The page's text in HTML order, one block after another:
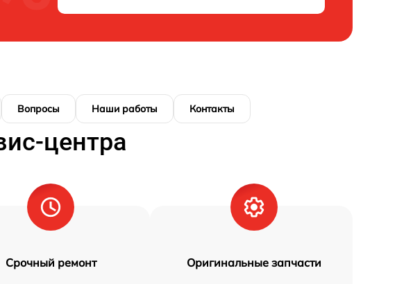
Вопросы Наши работы Контакты
центра
Срочный ремонт Оригинальные запчасти